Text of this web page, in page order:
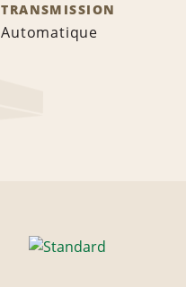
TRANSMISSION
Automatique